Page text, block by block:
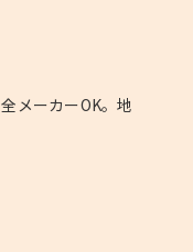
メーカーOK。地